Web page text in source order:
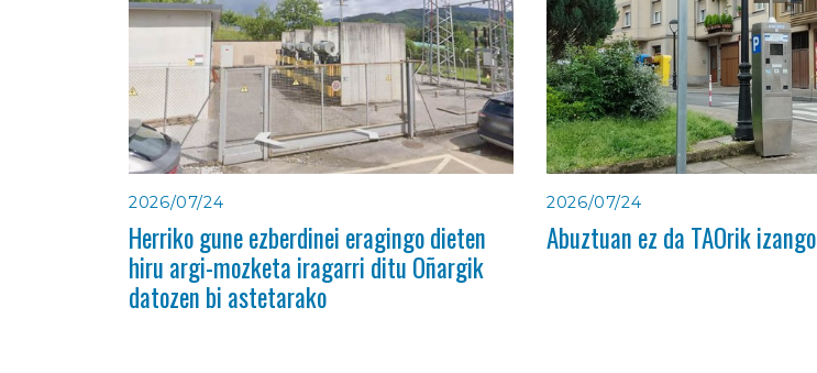
2026/07/24
Herriko gune ezberdinei eragingo dieten
hiru argi-mozketa iragarri ditu Oñargik
datozen bi astetarako
2026/07/24
Abuztuan ez da TAOrik izango